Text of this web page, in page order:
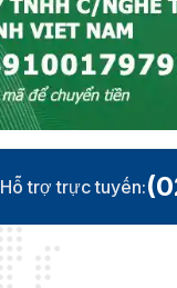
Hỗ trợ trực tuyến: